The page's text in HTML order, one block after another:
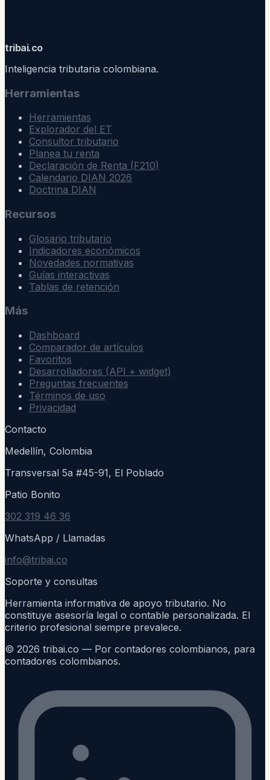
tribai.co
Inteligencia tributaria colombiana.
Herramientas
Herramientas
Explorador del ET
Consultor tributario
Planea tu renta
Declaración de Renta (F210)
Calendario DIAN 2026
Doctrina DIAN
Recursos
Glosario tributario
Indicadores económicos
Novedades normativas
Guías interactivas
Tablas de retención
Más
Dashboard
Comparador de artículos
Favoritos
Desarrolladores (API + widget)
Preguntas frecuentes
Términos de uso
Privacidad
Contacto
Medellín, Colombia
Transversal 5a #45-91, El Poblado
Patio Bonito
302 319 46 36
WhatsApp / Llamadas
info@tribai.co
Soporte y consultas
Herramienta informativa de apoyo tributario. No
constituye asesoría legal o contable personalizada. El
criterio profesional siempre prevalece.
© 2026 tribai.co — Por contadores colombianos, para
contadores colombianos.